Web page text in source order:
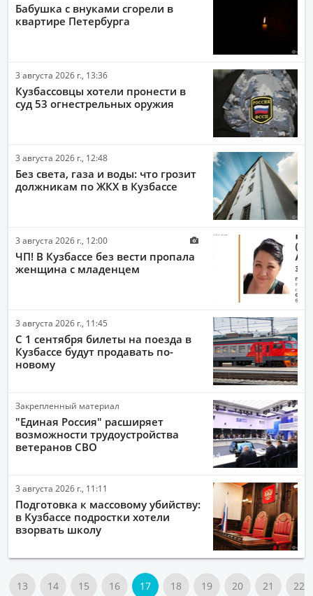
Бабушка с внуками сгорели в
квартире Петербурга
3 августа 2026 г., 13:36
Кузбассовцы хотели пронести в
суд 53 огнестрельных оружия
3 августа 2026 г., 12:48
Без света, газа и воды: что грозит
должникам по ЖКХ в Кузбассе
3 августа 2026 г., 12:00
ЧП! В Кузбассе без вести пропала
женщина с младенцем
3 августа 2026 г., 11:45
С 1 сентября билеты на поезда в
Кузбассе будут продавать по-
новому
Закрепленный материал
"Единая Россия" расширяет
возможности трудоустройства
ветеранов СВО
3 августа 2026 г., 11:11
Подготовка к массовому убийству:
в Кузбассе подростки хотели
взорвать школу
13 14 15 16 17 18 19 20 21 22